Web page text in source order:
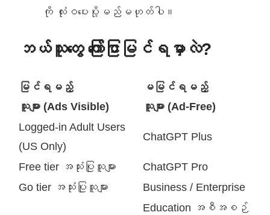
ကို လုံးဝပေးပို့မည်မဟုတ်ပါ။
ဘယ်သူတွေ ကြော်ငြာမြင်ရမှာလဲ?
မြင်ရမည့်
သူများ (Ads Visible)
မမြင်ရမည့်
သူများ (Ad-Free)
Logged-in Adult Users
(US Only)
ChatGPT Plus
Free tier အသုံးပြုသူများ
ChatGPT Pro
Go tier အသုံးပြုသူများ
Business / Enterprise
Education အစီအစဉ်